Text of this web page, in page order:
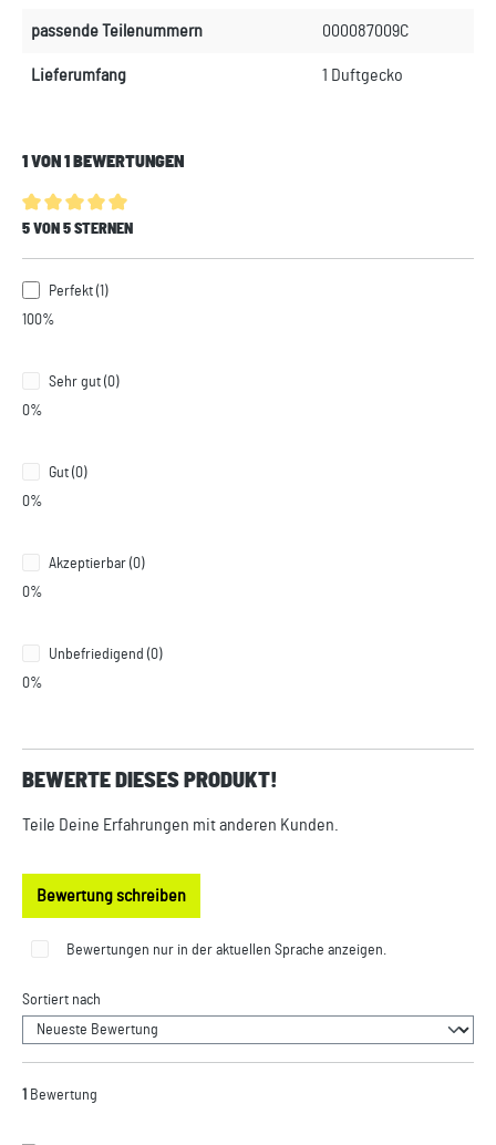
passende Teilenummern 000087009C
Lieferumfang 1 Duftgecko
1 VON 1 BEWERTUNGEN
Durchschnittliche Bewertung von 5 von 5 Sternen
5 VON 5 STERNEN
Perfekt (1)
100%
Sehr gut (0)
0%
Gut (0)
0%
Akzeptierbar (0)
0%
Unbefriedigend (0)
0%
BEWERTE DIESES PRODUKT!
Teile Deine Erfahrungen mit anderen Kunden.
Bewertung schreiben
Bewertungen nur in der aktuellen Sprache anzeigen.
Sortiert nach
1 Bewertung